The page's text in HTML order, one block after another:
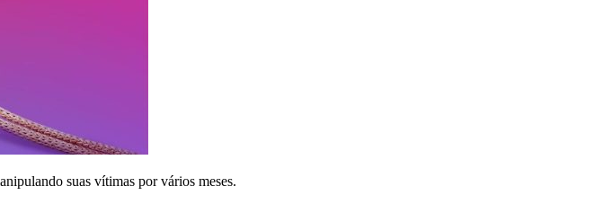
suas vítimas por vários meses.